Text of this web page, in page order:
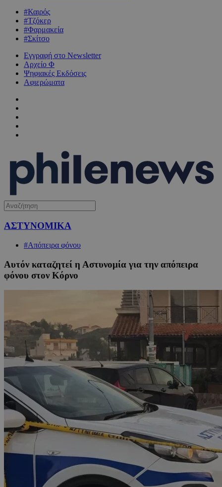
#Καιρός
#Τζόκερ
#Φαρμακεία
#Σκίτσο
Εγγραφή στο Newsletter
Αρχείο Φ
Ψηφιακές Εκδόσεις
Αφιερώματα
ΑΣΤΥΝΟΜΙΚΑ
#Απόπειρα φόνου
Αυτόν καταζητεί η Αστυνομία για την απόπειρα
φόνου στον Κόρνο